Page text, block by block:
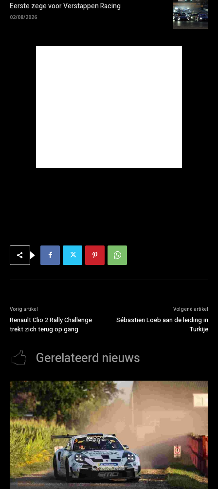
Eerste zege voor Verstappen Racing
02/08/2026
Vorig artikel
Renault Clio 2 Rally Challenge
trekt zich terug op gang
Volgend artikel
Sébastien Loeb aan de leiding in
Turkije
Gerelateerd nieuws